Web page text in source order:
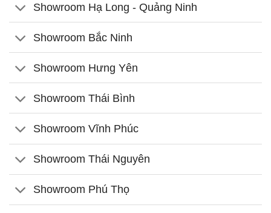
Showroom Hạ Long - Quảng Ninh
Showroom Bắc Ninh
Showroom Hưng Yên
Showroom Thái Bình
Showroom Vĩnh Phúc
Showroom Thái Nguyên
Showroom Phú Thọ